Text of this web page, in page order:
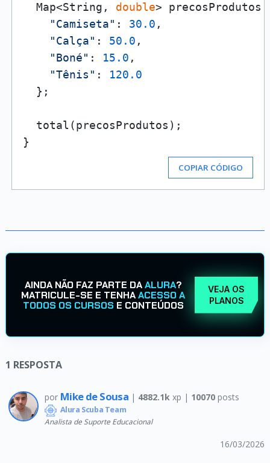
  Map<String,
double>
"Camiseta" : 30.0 ,
"Calça" : 50.0 ,
"Boné" : 15.0 ,
"Tênis" : 120.0
  };
  total(precosProdutos);
COPIAR CÓDIGO
AINDA NÃO FAZ PARTE DAALURA?
MATRICULE-SE E TENHAACESSO A
TODOS OS CURSOS E CONTEÚDOS
VEJA OS
PLANOS
1 RESPOSTA
por Mike de Sousa | 4882.1kxp | 10070posts
Alura Scuba Team
Analista de Suporte Educacional
16/03/2026